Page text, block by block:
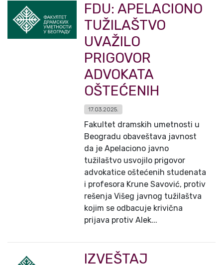
FDU: APELACIONO
TUŽILAŠTVO
UVAŽILO
PRIGOVOR
ADVOKATA
OŠTEĆENIH
17.03.2025.
Fakultet dramskih umetnosti u
Beogradu obaveštava javnost
da je Apelaciono javno
tužilaštvo usvojilo prigovor
advokatice oštećenih studenata
i profesora Krune Savović, protiv
rešenja Višeg javnog tužilaštva
kojim se odbacuje krivična
prijava protiv Alek...
IZVEŠTAJ